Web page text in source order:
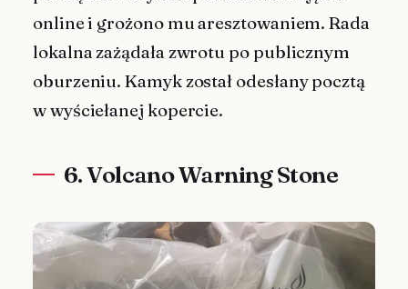
online i grożono mu aresztowaniem. Rada
lokalna zażądała zwrotu po publicznym
oburzeniu. Kamyk został odesłany pocztą
w wyściełanej kopercie.
6. Volcano Warning Stone